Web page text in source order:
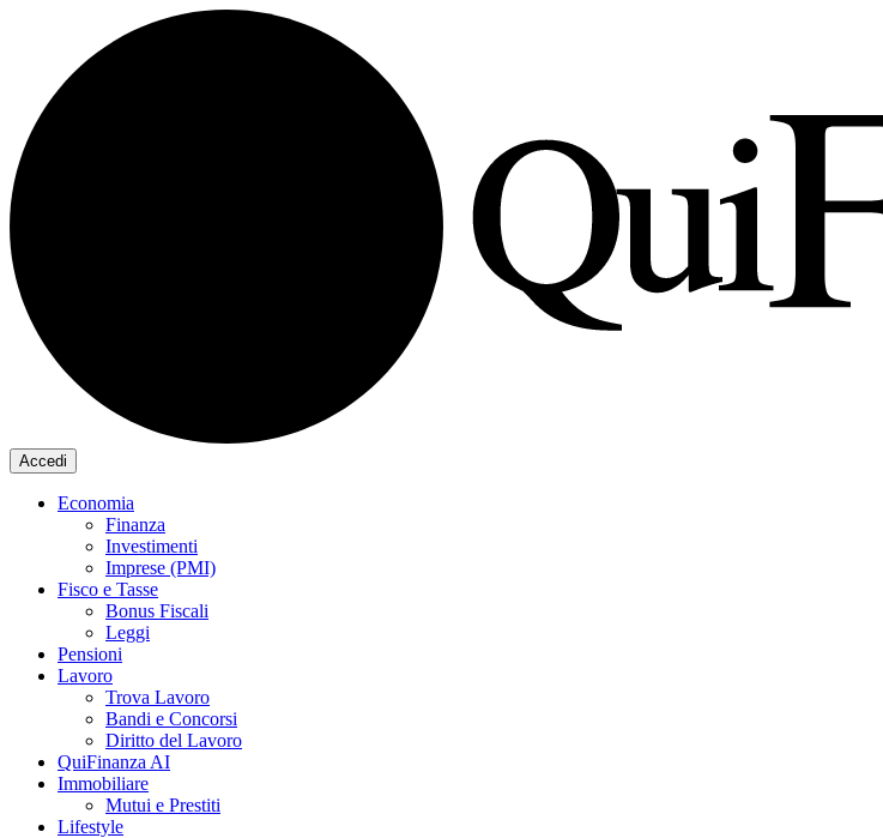
Accedi
Economia
Finanza
Investimenti
Imprese (PMI)
Fisco e Tasse
Bonus Fiscali
Leggi
Pensioni
Lavoro
Trova Lavoro
Bandi e Concorsi
Diritto del Lavoro
QuiFinanza AI
Immobiliare
Mutui e Prestiti
Lifestyle